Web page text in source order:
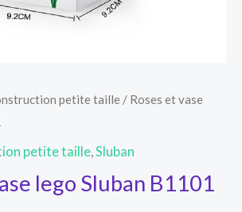
petite taille / Roses et vase
petite taille Sluban
lego Sluban B1101